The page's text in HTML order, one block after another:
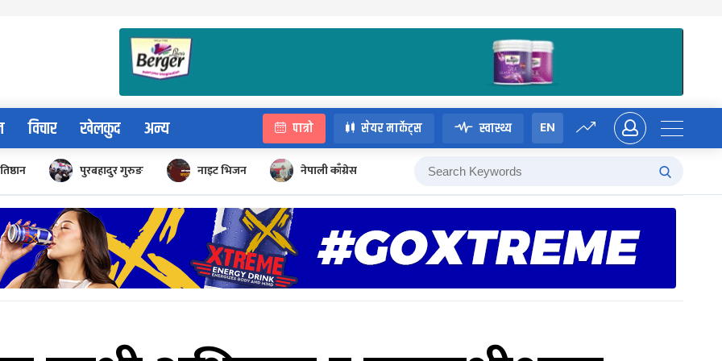
विचार खेलकुद अन्य पात्रो सेयर मार्केट्स स्वास्थ्य EN
पुरबहादुर गुरुङ नाइट भिजन नेपाली काँग्रेस